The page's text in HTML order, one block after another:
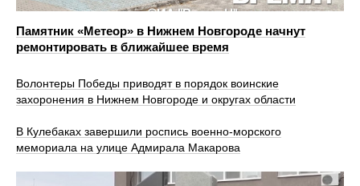
Памятник «Метеор» в Нижнем Новгороде начнут
ремонтировать в ближайшее время
Волонтеры Победы приводят в порядок воинские
захоронения в Нижнем Новгороде и округах области
В Кулебаках завершили роспись военно‑морского
мемориала на улице Адмирала Макарова